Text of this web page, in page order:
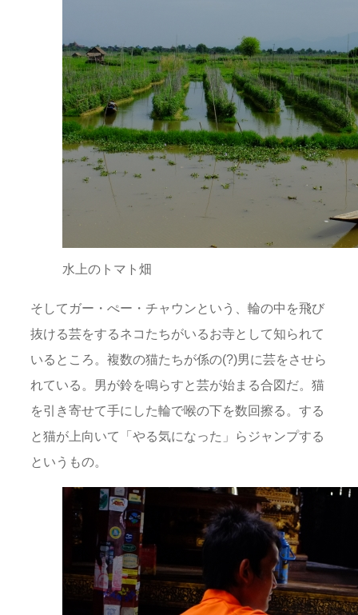
水上のトマト畑
そしてガー・ぺー・チャウンという、輪の中を飛び
抜ける芸をするネコたちがいるお寺として知られて
いるところ。複数の猫たちが係の(?)男に芸をさせら
れている。男が鈴を鳴らすと芸が始まる合図だ。猫
を引き寄せて手にした輪で喉の下を数回擦る。する
と猫が上向いて「やる気になった」らジャンプする
というもの。